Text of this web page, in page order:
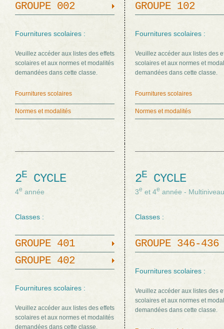
GROUPE 002
Fournitures scolaires :
Veuillez accéder aux listes des effets
scolaires et aux normes et modalités
demandées dans cette classe.
Fournitures scolaires
Normes et modalités
GROUPE 102
Fournitures scolaires :
Veuillez accéder aux listes des
scolaires et aux normes et
demandées dans cette classe.
Fournitures scolaires
Normes et modalités
2E CYCLE
4e année
Classes :
GROUPE 401
GROUPE 402
Fournitures scolaires :
Veuillez accéder aux listes des effets
scolaires et aux normes et modalités
demandées dans cette classe.
2E CYCLE
3e et 4e année -
Classes :
GROUPE 346-436
Fournitures scolaires :
Veuillez accéder aux listes des
scolaires et aux normes et
demandées dans cette classe.